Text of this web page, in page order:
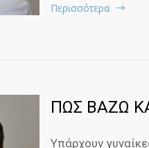
Περισσότερα
ΠΩΣ ΒΑΖΩ
Υπάρχουν